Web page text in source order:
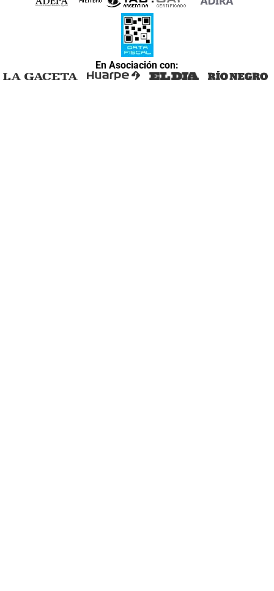
En Asociación con: